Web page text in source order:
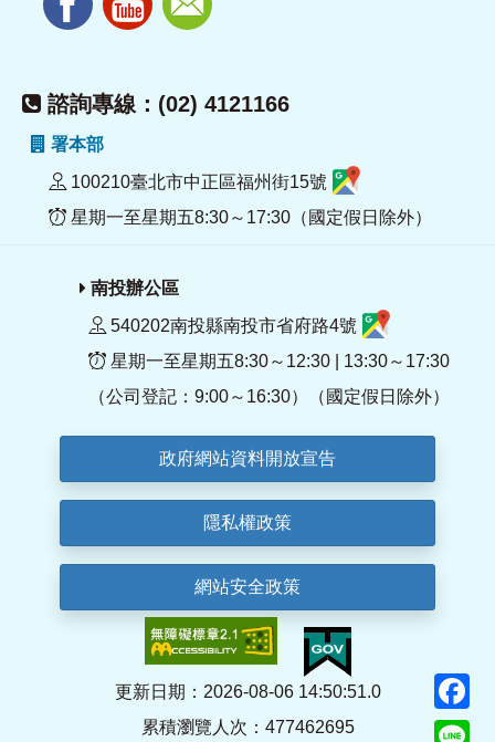
諮詢專線：(02) 4121166
署本部
100210臺北市中正區福州街15號
星期一至星期五8:30～17:30（國定假日除外）
南投辦公區
540202南投縣南投市省府路4號
星期一至星期五8:30～12:30 | 13:30～17:30
（公司登記：9:00～16:30）（國定假日除外）
政府網站資料開放宣告
隱私權政策
網站安全政策
更新日期：2026-08-06 14:50:51.0
累積瀏覽人次：477462695